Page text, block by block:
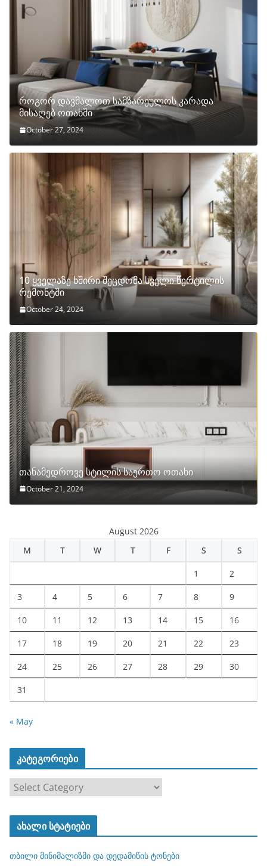
როგორ დავმალოთ სამზარეულოს კარადა
მისაღებ ოთახში
October 27, 2024
10 ყველაზე ხშირი შეცდომა სველი წერტილის
რემონტში
October 24, 2024
თანამედროვე სტილის საერთო ოთახი
October 21, 2024
August 2026
M
T W T F S S
1 2
3 4 5 6 7 8 9
10 11 12 13 14 15 16
17 18 19 20 21 22 23
24 25 26 27 28 29 30
31
« May
კატეგორიები
ა
ტ
ო
ახალი სტატიები
თბილი მინიმალიზმი და დედამიწის ტონები